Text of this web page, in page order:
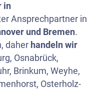
in
Ansprechpartner in
und Bremen.
daher handeln wir
Osnabrück,
Brinkum, Weyhe,
Osterholz-